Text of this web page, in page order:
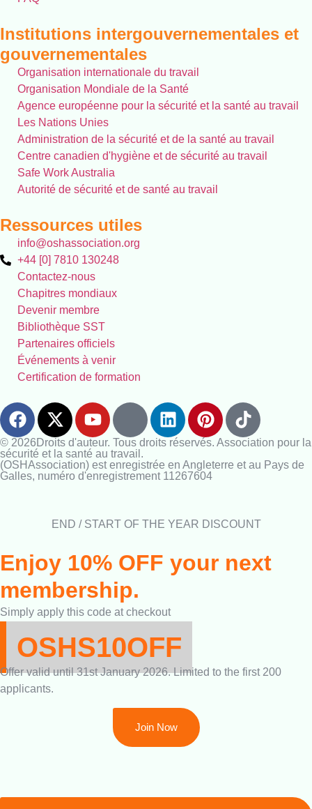
Institutions intergouvernementales et
gouvernementales
Organisation internationale du travail
Organisation Mondiale de la Santé
Agence européenne pour la sécurité et la santé au travail
Les Nations Unies
Administration de la sécurité et de la santé au travail
Centre canadien d'hygiène et de sécurité au travail
Safe Work Australia
Autorité de sécurité et de santé au travail
Ressources utiles
info@oshassociation.org
+44 [0] 7810 130248
Contactez-nous
Chapitres mondiaux
Devenir membre
Bibliothèque SST
Partenaires officiels
Événements à venir
Certification de formation
© 2026Droits d'auteur. Tous droits réservés. Association pour la
sécurité et la santé au travail.
(OSHAssociation) est enregistrée en Angleterre et au Pays de
Galles, numéro d'enregistrement 11267604
END / START OF THE YEAR DISCOUNT
Enjoy 10% OFF your next
membership.
Simply apply this code at checkout
OSHS10OFF
Offer valid until 31st January 2026. Limited to the first 200
applicants.
Join Now